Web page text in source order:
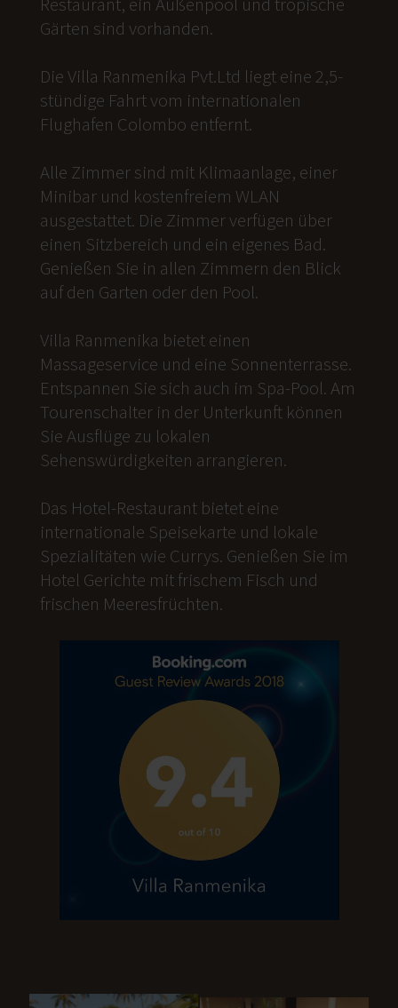
Gärten sind vorhanden.
Die Villa Ranmenika Pvt.Ltd liegt eine 2,5-
stündige Fahrt vom internationalen
Flughafen Colombo entfernt.
Alle Zimmer sind mit Klimaanlage, einer
Minibar und kostenfreiem WLAN
ausgestattet. Die Zimmer verfügen über
einen Sitzbereich und ein eigenes Bad.
Genießen Sie in allen Zimmern den Blick
auf den Garten oder den Pool.
Villa Ranmenika bietet einen
Massageservice und eine Sonnenterrasse.
Entspannen Sie sich auch im Spa-Pool. Am
Tourenschalter in der Unterkunft können
Sie Ausflüge zu lokalen
Sehenswürdigkeiten arrangieren.
Das Hotel-Restaurant bietet eine
internationale Speisekarte und lokale
Spezialitäten wie Currys. Genießen Sie im
Hotel Gerichte mit frischem Fisch und
frischen Meeresfrüchten.